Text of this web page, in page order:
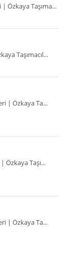
Özkaya Taşıma...
Taşımacıl...
| Özkaya Ta...
Taşı...
| Özkaya Ta...